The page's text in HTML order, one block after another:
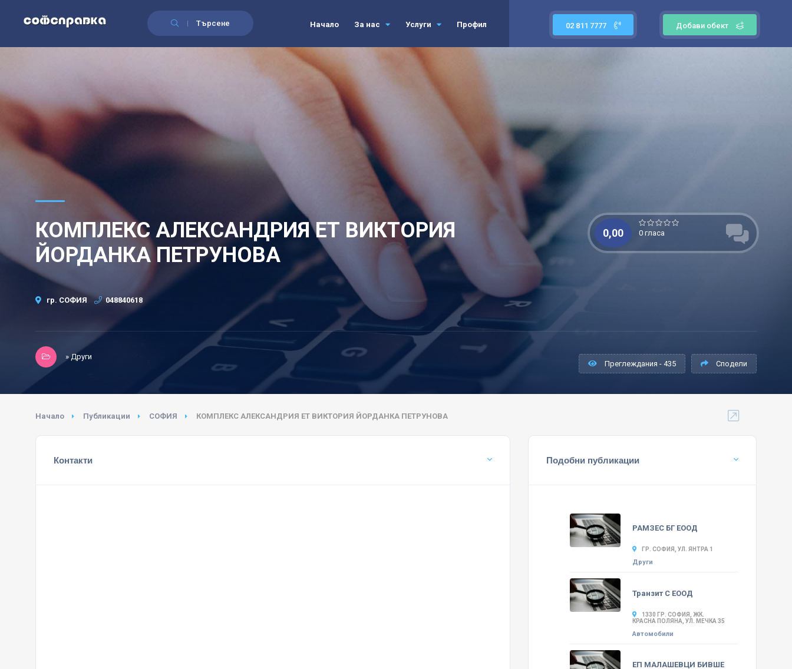
Търсене Добави обект
02 811 7777
Начало За нас Услуги Профил
КОМПЛЕКС АЛЕКСАНДРИЯ ЕТ ВИКТОРИЯ
ЙОРДАНКА ПЕТРУНОВА
гр. СОФИЯ 048840618
0,00 0 гласа
» Други
Преглеждания - 435
Сподели
Начало Публикации СОФИЯ КОМПЛЕКС АЛЕКСАНДРИЯ ЕТ ВИКТОРИЯ ЙОРДАНКА ПЕТРУНОВА
Контакти Подобни публикации
РАМЗЕС БГ ЕООД
ГР. СОФИЯ, УЛ. ЯНТРА 1
Други
Транзит С ЕООД
1330 ГР. СОФИЯ, ЖК.
КРАСНА ПОЛЯНА, УЛ. МЕЧКА 35
Автомобили
ЕП МАЛАШЕВЦИ БИВШЕ